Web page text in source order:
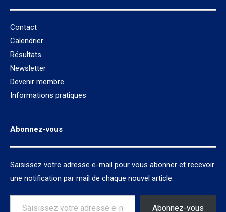
Contact
Calendrier
Résultats
Newsletter
Devenir membre
Informations pratiques
Abonnez-vous
Saisissez votre adresse e-mail pour vous abonner et recevoir
une notification par mail de chaque nouvel article.
Saisissez votre adresse e-mail…
Abonnez-vous